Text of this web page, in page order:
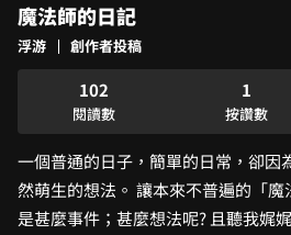
魔法師的日記
浮游 創作者投稿
0
1
2
3
4
5
6
0
1
2
3
4
5
0
1
2
3
4
5
6
7
閱讀數
0
1
2
3
4
5
6
按讚數
一個普通的日子，簡單的日常，卻因
然萌生的想法。 讓本來不普遍的「
是甚麼事件；甚麼想法呢? 且聽我娓